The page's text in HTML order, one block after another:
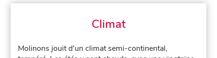
Climat
Molinons jouit d'un climat semi-continental,